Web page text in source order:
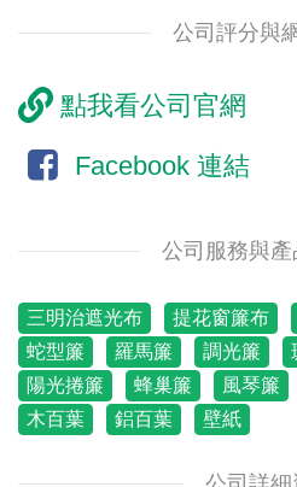
公司評分與
點我看公司官網
Facebook 連結
公司服務與
三明治遮光布 提花窗簾布
蛇型簾
羅馬簾 調光簾
陽光捲簾
蜂巢簾 風琴簾
木百葉
鋁百葉 壁紙